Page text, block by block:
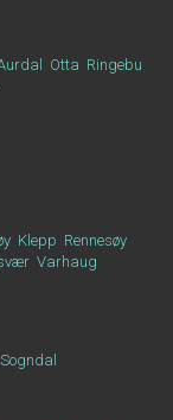
Otta Ringebu
Klepp Rennesøy
Varhaug
Sogndal